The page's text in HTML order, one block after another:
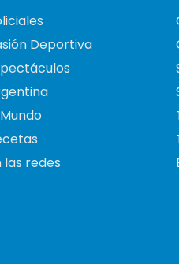
Deportiva
las redes